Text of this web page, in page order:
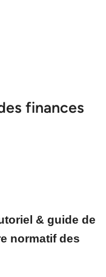
finances
& guide de
normatif des